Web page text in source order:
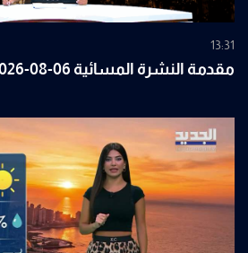
13:31
مقدمة النشرة المسائية 06-08-2026